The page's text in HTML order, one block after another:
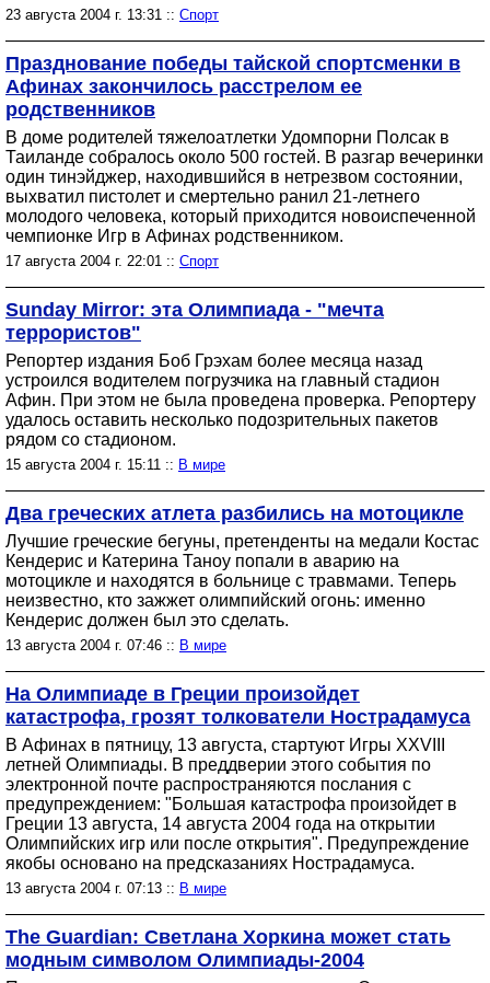
23 августа 2004 г. 13:31 :: Спорт
Празднование победы тайской спортсменки в
Афинах закончилось расстрелом ее
родственников
В доме родителей тяжелоатлетки Удомпорни Полсак в
Таиланде собралось около 500 гостей. В разгар вечеринки
один тинэйджер, находившийся в нетрезвом состоянии,
выхватил пистолет и смертельно ранил 21-летнего
молодого человека, который приходится новоиспеченной
чемпионке Игр в Афинах родственником.
17 августа 2004 г. 22:01 :: Спорт
Sunday Mirror: эта Олимпиада - "мечта
террористов"
Репортер издания Боб Грэхам более месяца назад
устроился водителем погрузчика на главный стадион
Афин. При этом не была проведена проверка. Репортеру
удалось оставить несколько подозрительных пакетов
рядом со стадионом.
15 августа 2004 г. 15:11 :: В мире
Два греческих атлета разбились на мотоцикле
Лучшие греческие бегуны, претенденты на медали Костас
Кендерис и Катерина Таноу попали в аварию на
мотоцикле и находятся в больнице с травмами. Теперь
неизвестно, кто зажжет олимпийский огонь: именно
Кендерис должен был это сделать.
13 августа 2004 г. 07:46 :: В мире
На Олимпиаде в Греции произойдет
катастрофа, грозят толкователи Нострадамуса
В Афинах в пятницу, 13 августа, стартуют Игры XXVIII
летней Олимпиады. В преддверии этого события по
электронной почте распространяются послания с
предупреждением: "Большая катастрофа произойдет в
Греции 13 августа, 14 августа 2004 года на открытии
Олимпийских игр или после открытия". Предупреждение
якобы основано на предсказаниях Нострадамуса.
13 августа 2004 г. 07:13 :: В мире
The Guardian: Светлана Хоркина может стать
модным символом Олимпиады-2004